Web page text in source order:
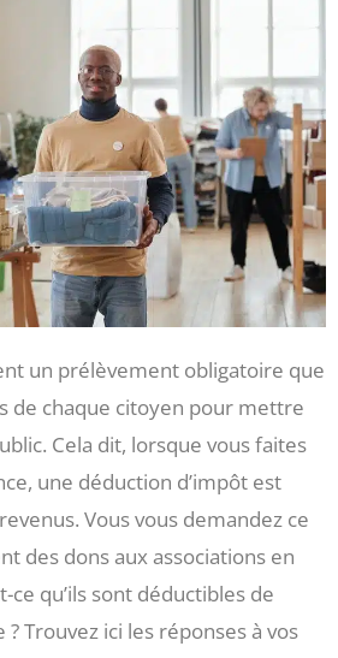
un prélèvement obligatoire que
de chaque citoyen pour mettre
Cela dit, lorsque vous faites
une déduction d’impôt est
Vous vous demandez ce
des dons aux associations en
ce qu’ils sont déductibles de
Trouvez ici les réponses à vos